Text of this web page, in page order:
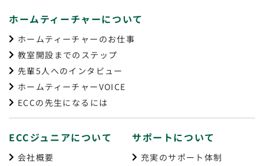
ホームティーチャーについて
ホームティーチャーのお仕事
教室開設までのステップ
先輩5人へのインタビュー
ホームティーチャーVOICE
ECCの先生になるには
ECCジュニアについて
会社概要
サポートについて
充実のサポート体制